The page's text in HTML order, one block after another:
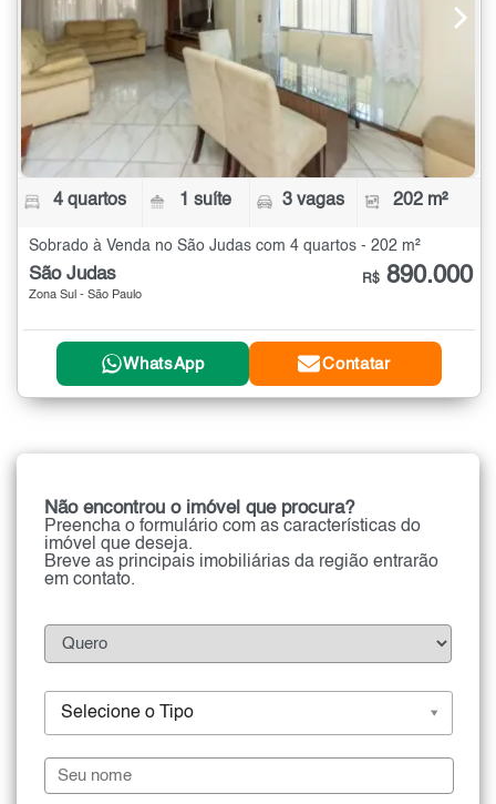
4 quartos 1 suíte 3 vagas 202 m²
Sobrado à Venda no São Judas com 4 quartos - 202 m²
São Judas
Zona Sul - São Paulo
R$ 890.000
WhatsApp Contatar
Não encontrou o imóvel que procura?
Preencha o formulário com as características do
imóvel que deseja.
Breve as principais imobiliárias da região entrarão
em contato.
Selecione o Tipo